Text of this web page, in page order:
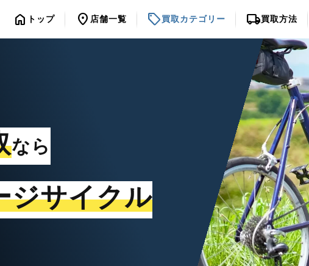
home トップ location_on 店舗一覧 sell買取カテゴリー local_shipping買取方法
なら
ジサイクル